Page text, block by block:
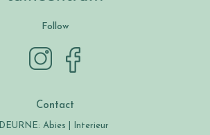
Follow
Contact
DEURNE: Abies | Interieur